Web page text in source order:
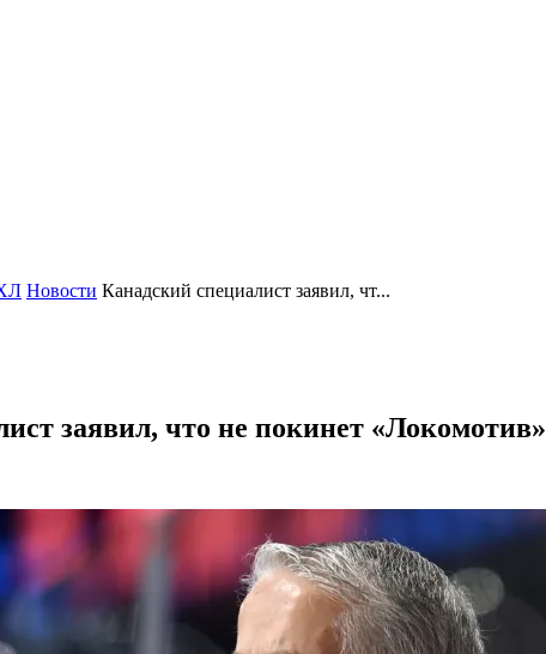
Новости Канадский специалист заявил, чт...
заявил, что не покинет «Локомотив»